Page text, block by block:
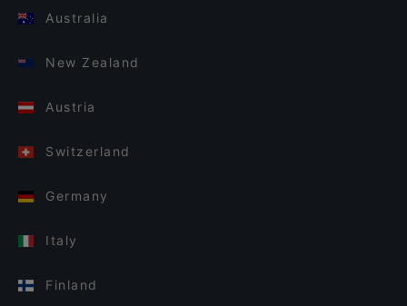
Australia
New Zealand
Austria
Switzerland
Germany
Italy
Finland